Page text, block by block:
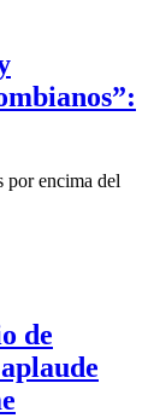
encima del
de